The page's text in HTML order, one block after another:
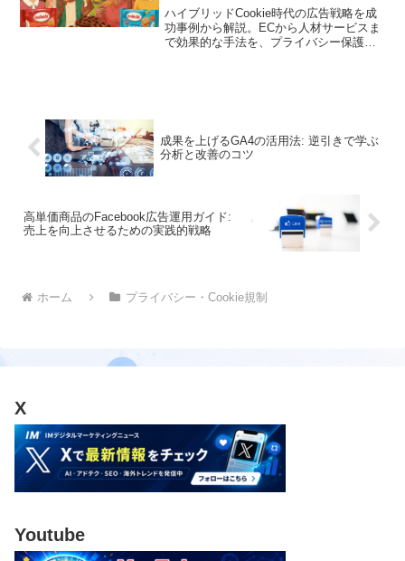
ハイブリッドCookie時代の広告戦略を成
功事例から解説。ECから人材サービスま
で効果的な手法を、プライバシー保護と
成果を上げるGA4の活用法: 逆引きで学ぶ
分析と改善のコツ
高単価商品のFacebook広告運用ガイド:
売上を向上させるための実践的戦略
ホーム プライバシー・Cookie規制
X
Youtube